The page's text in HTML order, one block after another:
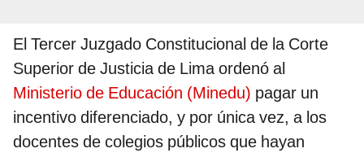
El Tercer Juzgado Constitucional de la Corte
Superior de Justicia de Lima ordenó al
Ministerio de Educación (Minedu) pagar un
incentivo diferenciado, y por única vez, a los
docentes de colegios públicos que hayan